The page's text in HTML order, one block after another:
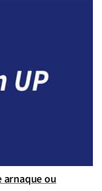
arnaque ou